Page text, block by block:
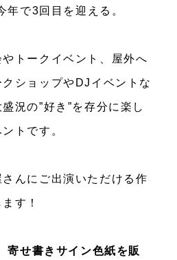
年で3回目を迎える。
トークイベント、屋外へ
ショップやDJイベントな
況の”好き”を存分に楽し
トです。
んにご出演いただける作
す！
せ書きサイン色紙を販